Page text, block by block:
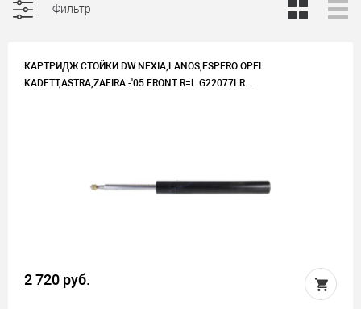
Фильтр
КАРТРИДЖ СТОЙКИ DW.NEXIA,LANOS,ESPERO OPEL
KADETT,ASTRA,ZAFIRA -'05 FRONT R=L G22077LR...
2 720 руб.